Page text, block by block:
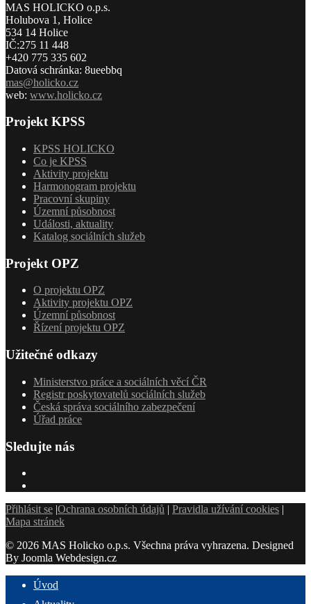
MAS HOLICKO o.p.s.
Holubova 1, Holice
534 14 Holice
IČ:275 11 448
+420 775 335 602
Datová schránka: 8ueebbq
mas@holicko.cz
web: www.holicko.cz
Projekt KPSS
KPSS HOLICKO
Co je KPSS
Aktivity projektu
Harmonogram projektu
Pracovní skupiny
Územní působnost
Události, aktuality
Katalog sociálních služeb
Projekt OPZ
O projektu OPZ
Aktivity projektu OPZ
Územní působnost
Řízení projektu OPZ
Užitečné odkazy
Ministerstvo práce a sociálních věcí ČR
Registr poskytovatelů sociálních služeb
Česká správa sociálního zabezpečení
Úřad práce
Sledujte nás
Přihlásit se |Ochrana osobních údajů | Pravidla užívání cookies |
Mapa stránek
© 2026 MAS Holicko o.p.s. Všechna práva vyhrazena. Designed
By Joomla Webdesign.cz
Úvod